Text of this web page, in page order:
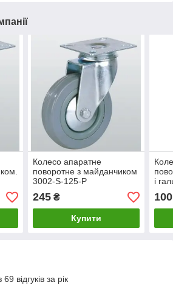
Колесо апаратне
поворотне з майданчиком
3002-S-125-P
245₴
Купити
і
100
відгуків за рік